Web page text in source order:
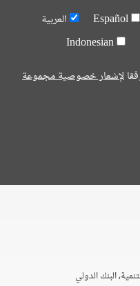
Español
العربية
Indonesian
لإشعار خصوصية مجموعة
البنك الدولي